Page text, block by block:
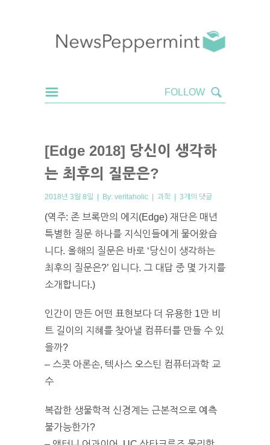
[Edge 2018] 당신이 생각하
는 최후의 질문은?
2018년 3월 8일 | By: veritaholic | 과학 | 3개의 댓글
(역주: 존 브록만의 에지(Edge) 재단은 매년
특별한 질문 하나를 지식인들에게 물어왔습
니다. 올해의 질문은 바로 ‘당신이 생각하는
최후의 질문은?’ 입니다. 그 대답 중 몇 가지를
소개합니다.)
인간이 만든 어떤 표현보다 더 유용한 1만 비
트 길이의 지혜를 찾아낼 컴퓨터를 만들 수 있
을까?
– 스콧 아론손, 텍사스 오스틴 컴퓨터과학 교
수
복잡한 생물학적 신경계는 근본적으로 예측
불가능한가?